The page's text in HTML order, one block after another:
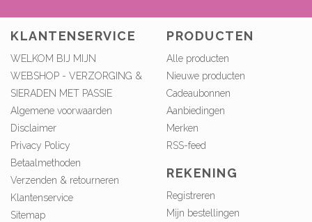
KLANTENSERVICE
WELKOM BIJ MIJN
WEBSHOP - VERZORGING &
SIERADEN MET PASSIE
Algemene voorwaarden
Disclaimer
Privacy Policy
Betaalmethoden
Verzenden & retourneren
Klantenservice
Sitemap
PRODUCTEN
Alle producten
Nieuwe producten
Cadeaubonnen
Aanbiedingen
Merken
RSS-feed
REKENING
Registreren
Mijn bestellingen